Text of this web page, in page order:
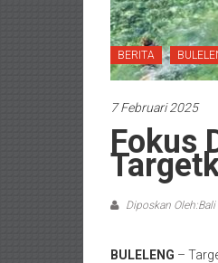
BERITA
7 Februari 2025
Fokus
Diposkan
BULELENG –